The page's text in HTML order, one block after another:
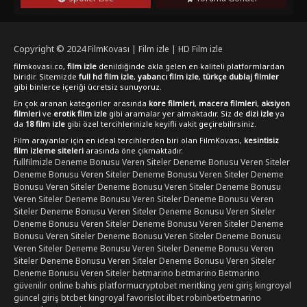
Kesintisiz ve full hd olarak 1080p çözünürlükte online izleme
tercih ederek, Seuss'un büyülü dünyasına kapılarınızı
aralayabilirsiniz.
Copyright © 2024FilmKovası | Film izle | HD Film izle
filmkovasi.co, film izle denildiğinde akla gelen en kaliteli platformlardan
biridir. Sitemizde full hd film izle, yabancı film izle, türkçe dublaj filmler
gibi binlerce içeriği ücretsiz sunuyoruz.
En çok aranan kategoriler arasında kore filmleri, macera filmleri, aksiyon
filmleri ve erotik film izle gibi aramalar yer almaktadır. Siz de dizi izle ya
da 18 film izle gibi özel tercihlerinizle keyifli vakit geçirebilirsiniz.
Film arayanlar için en ideal tercihlerden biri olan FilmKovası, kesintisiz
film izleme siteleri arasında öne çıkmaktadır.
fullfilmizle Deneme Bonusu Veren SitelerDeneme Bonusu Veren Siteler
Deneme Bonusu Veren SitelerDeneme Bonusu Veren SitelerDeneme
Bonusu Veren SitelerDeneme Bonusu Veren SitelerDeneme Bonusu
Veren SitelerDeneme Bonusu Veren SitelerDeneme Bonusu Veren
SitelerDeneme Bonusu Veren SitelerDeneme Bonusu Veren Siteler
Deneme Bonusu Veren SitelerDeneme Bonusu Veren SitelerDeneme
Bonusu Veren SitelerDeneme Bonusu Veren SitelerDeneme Bonusu
Veren SitelerDeneme Bonusu Veren SitelerDeneme Bonusu Veren
SitelerDeneme Bonusu Veren SitelerDeneme Bonusu Veren Siteler
Deneme Bonusu Veren Sitelerbetmarino betmarino Betmarino
güvenilir online bahis platformucryptobetmeritking yeni girişkingroyal
güncel girişbtcbetkingroyal favorislotilbetrobinbetbetmarino